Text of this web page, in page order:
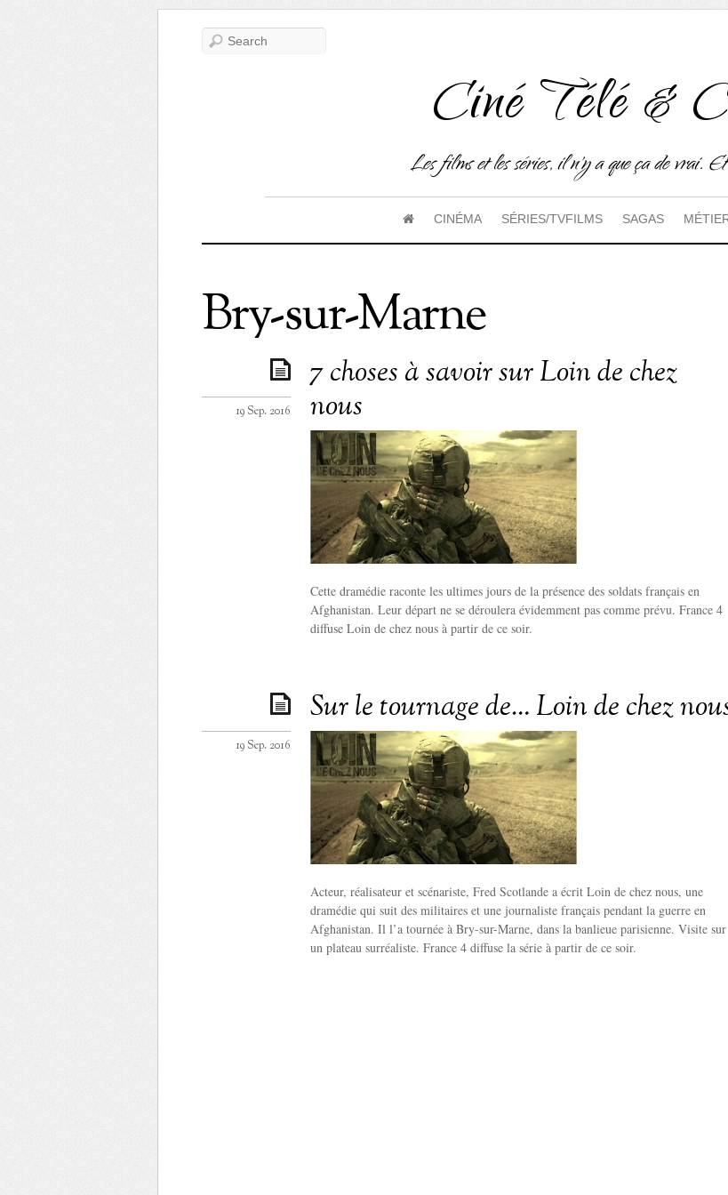
Ciné Télé &
Les films et les séries, il n'y a que ça de vrai.
CINÉMA SÉRIES/TVFILMS SAGAS
Bry-sur-Marne
7 choses à savoir sur Loin de chez
nous
19 Sep. 2016
Cette dramédie raconte les ultimes jours de la présence des soldats français en
Afghanistan. Leur départ ne se déroulera évidemment pas comme prévu. France 4
diffuse Loin de chez nous à partir de ce soir.
Sur le tournage de… Loin de chez
19 Sep. 2016
Acteur, réalisateur et scénariste, Fred Scotlande a écrit Loin de chez nous, une
dramédie qui suit des militaires et une journaliste français pendant la guerre en
Afghanistan. Il l’a tournée à Bry-sur-Marne, dans la banlieue parisienne. Visite sur
un plateau surréaliste. France 4 diffuse la série à partir de ce soir.